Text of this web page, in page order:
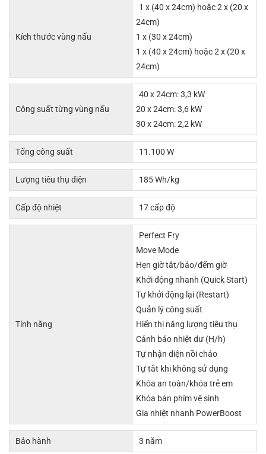
Kích thước vùng nấu
1 x (40 x 24cm) hoặc 2 x (20 x
24cm)
1 x (30 x 24cm)
1 x (40 x 24cm) hoặc 2 x (20 x
24cm)
Công suất từng vùng nấu
40 x 24cm: 3,3 kW
20 x 24cm: 3,6 kW
30 x 24cm: 2,2 kW
Tổng công suất 11.100 W
Lượng tiêu thụ điện 185 Wh/kg
Cấp độ nhiệt 17 cấp độ
Tính năng
Perfect Fry
Move Mode
Hẹn giờ tắt/báo/đếm giờ
Khởi động nhanh (Quick Start)
Tự khởi động lại (Restart)
Quản lý công suất
Hiển thị năng lượng tiêu thụ
Cảnh báo nhiệt dư (H/h)
Tự nhận diện nồi chảo
Tự tắt khi không sử dụng
Khóa an toàn/khóa trẻ em
Khóa bàn phím vệ sinh
Gia nhiệt nhanh PowerBoost
Bảo hành 3 năm